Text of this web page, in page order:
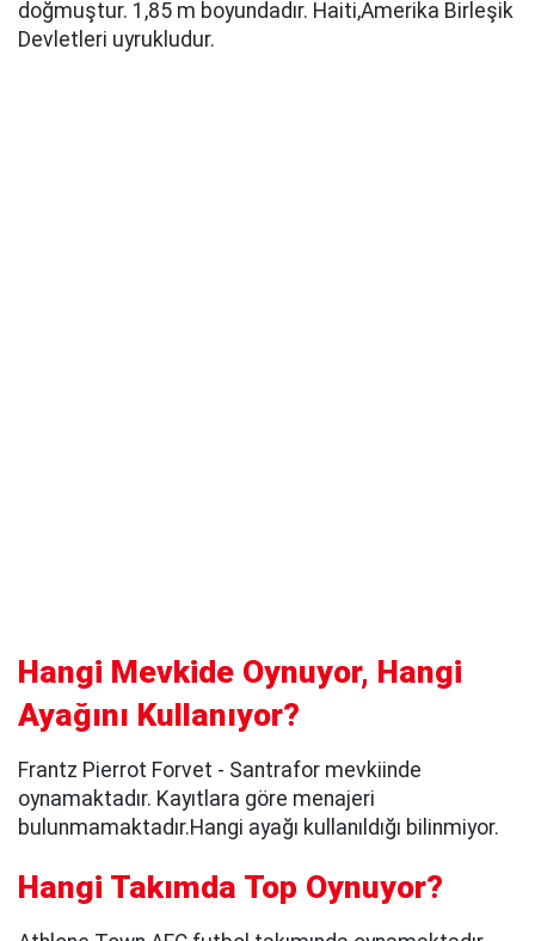
doğmuştur. 1,85 m boyundadır. Haiti,Amerika Birleşik
Devletleri uyrukludur.
Hangi Mevkide Oynuyor, Hangi
Ayağını Kullanıyor?
Frantz Pierrot Forvet - Santrafor mevkiinde
oynamaktadır. Kayıtlara göre menajeri
bulunmamaktadır.Hangi ayağı kullanıldığı bilinmiyor.
Hangi Takımda Top Oynuyor?